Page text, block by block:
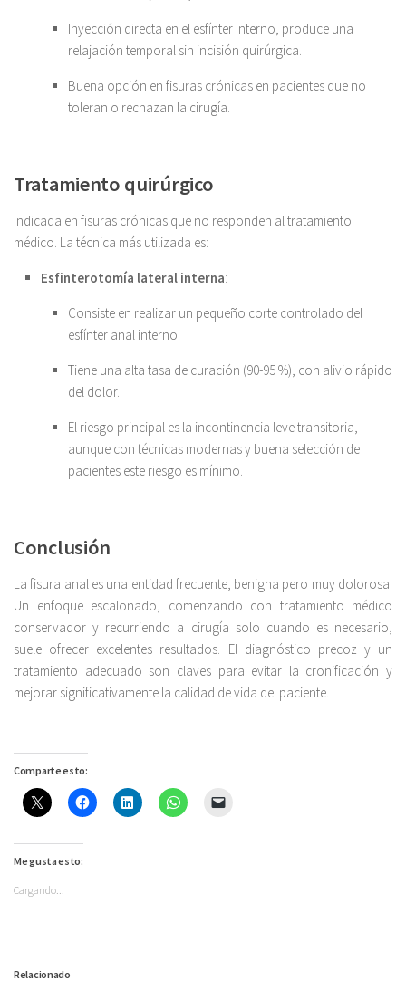
Inyección directa en el esfínter interno, produce una
relajación temporal sin incisión quirúrgica.
Buena opción en fisuras crónicas en pacientes que no
toleran o rechazan la cirugía.
Tratamiento quirúrgico
Indicada en fisuras crónicas que no responden al tratamiento
médico. La técnica más utilizada es:
Esfinterotomía lateral interna:
Consiste en realizar un pequeño corte controlado del
esfínter anal interno.
Tiene una alta tasa de curación (90-95 %), con alivio rápido
del dolor.
El riesgo principal es la incontinencia leve transitoria,
aunque con técnicas modernas y buena selección de
pacientes este riesgo es mínimo.
Conclusión
La fisura anal es una entidad frecuente, benigna pero muy dolorosa.
Un enfoque escalonado, comenzando con tratamiento médico
conservador y recurriendo a cirugía solo cuando es necesario,
suele ofrecer excelentes resultados. El diagnóstico precoz y un
tratamiento adecuado son claves para evitar la cronificación y
mejorar significativamente la calidad de vida del paciente.
Comparte esto:
Me gusta esto:
Cargando...
Relacionado